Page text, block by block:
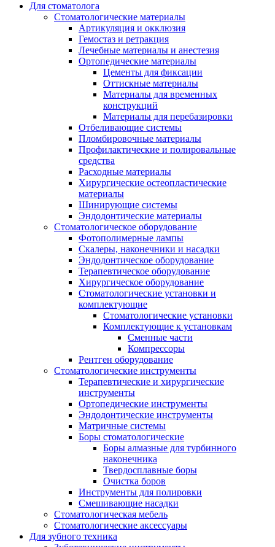
Для стоматолога
Стоматологические материалы
Артикуляция и окклюзия
Гемостаз и ретракция
Лечебные материалы и анестезия
Ортопедические материалы
Цементы для фиксации
Оттискные материалы
Материалы для временных
конструкций
Материалы для перебазировки
Отбеливающие системы
Пломбировочные материалы
Профилактические и полировальные
средства
Расходные материалы
Хирургические остеопластические
материалы
Шинирующие системы
Эндодонтические материалы
Стоматологическое оборудование
Фотополимерные лампы
Скалеры, наконечники и насадки
Эндодонтическое оборудование
Терапевтическое оборудование
Хирургическое оборудование
Стоматологические установки и
комплектующие
Стоматологические установки
Комплектующие к установкам
Сменные части
Компрессоры
Рентген оборудование
Стоматологические инструменты
Терапевтические и хирургические
инструменты
Ортопедические инструменты
Эндодонтические инструменты
Матричные системы
Боры стоматологические
Боры алмазные для турбинного
наконечника
Твердосплавные боры
Очистка боров
Инструменты для полировки
Смешивающие насадки
Стоматологическая мебель
Стоматологические аксессуары
Для зубного техника